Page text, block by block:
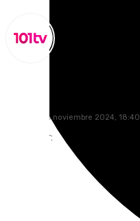
miércoles, 6 noviembre 2024, 18:40
Compartir: